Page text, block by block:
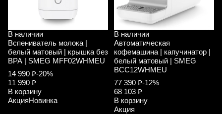
В наличии
Вспениватель молока |
белый матовый | крышка без
ВРА | SMEG MFF02WHMEU
14 990 ₽-20%
11 990 ₽
В корзину
АкцияНовинка
В наличии
Автоматическая
кофемашина | капучинатор |
белый матовый | SMEG
BCC12WHMEU
77 390 ₽-12%
68 103 ₽
В корзину
Акция